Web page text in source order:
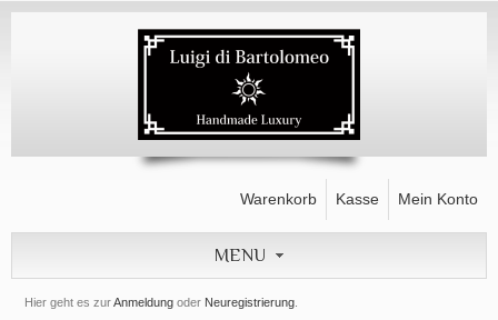
Hier geht es zurAnmeldung oder Neuregistrierung
Warenkorb Kasse Mein Konto
MENU